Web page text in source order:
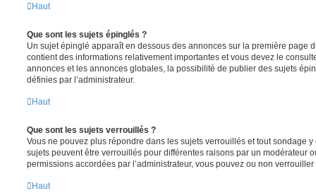
Haut
Que sont les sujets épinglés ?
Un sujet épinglé apparaît en dessous des annonces sur la première page
contient des informations relativement importantes et vous devez le
annonces et les annonces globales, la possibilité de publier des sujets
définies par l’administrateur.
Haut
Que sont les sujets verrouillés ?
Vous ne pouvez plus répondre dans les sujets verrouillés et tout sondage
sujets peuvent être verrouillés pour différentes raisons par un modérateur
permissions accordées par l’administrateur, vous pouvez ou non
Haut